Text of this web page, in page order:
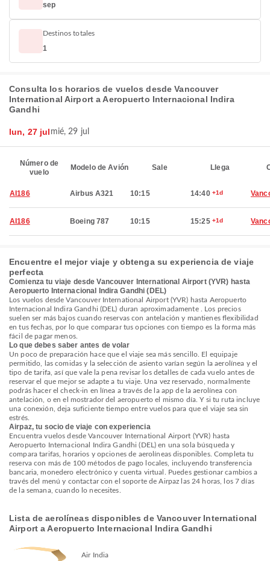
sep
Destinos totales
1
Consulta los horarios de vuelos desde Vancouver
International Airport a Aeropuerto Internacional Indira
Gandhi
lun, 27 jul mié, 29 jul
Número de
vuelo
Modelo de Avión Sale Llega
AI186 Airbus A321 10:15 14:40 +1d
AI186 Boeing 787 10:15 15:25 +1d
Encuentre el mejor viaje y obtenga su experiencia de viaje
perfecta
Comienza tu viaje desde Vancouver International Airport (YVR) hasta
Aeropuerto Internacional Indira Gandhi (DEL)
Los vuelos desde Vancouver International Airport (YVR) hasta Aeropuerto
Internacional Indira Gandhi (DEL) duran aproximadamente . Los precios
suelen ser más bajos cuando reservas con antelación y mantienes flexibilidad
en tus fechas, por lo que comparar tus opciones con tiempo es la forma más
fácil de pagar menos.
Lo que debes saber antes de volar
Un poco de preparación hace que el viaje sea más sencillo. El equipaje
permitido, las comidas y la selección de asiento varían según la aerolínea y el
tipo de tarifa, así que vale la pena revisar los detalles de cada vuelo antes de
reservar el que mejor se adapte a tu viaje. Una vez reservado, normalmente
podrás hacer el check-in en línea a través de la app de la aerolínea con
antelación, o en el mostrador del aeropuerto el mismo día. Y si tu ruta incluye
una conexión, deja suficiente tiempo entre vuelos para que el viaje sea sin
estrés.
Airpaz, tu socio de viaje con experiencia
Encuentra vuelos desde Vancouver International Airport (YVR) hasta
Aeropuerto Internacional Indira Gandhi (DEL) en una sola búsqueda y
compara tarifas, horarios y opciones de aerolíneas disponibles. Completa tu
reserva con más de 100 métodos de pago locales, incluyendo transferencia
bancaria, monedero electrónico y cuenta virtual. Puedes gestionar cambios a
través del menú y contactar con el soporte de Airpaz las 24 horas, los 7 días
de la semana, cuando lo necesites.
Lista de aerolíneas disponibles de Vancouver International
Airport a Aeropuerto Internacional Indira Gandhi
Air India